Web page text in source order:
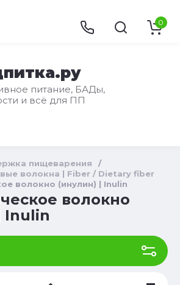
питание, БАДы,
и всё для ПП
0
пищеварения
/
волокна | Fiber / Dietary fiber
волокно (инулин) | Inulin
волокно
Inulin